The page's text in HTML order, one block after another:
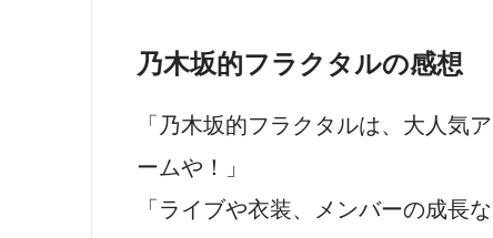
乃木坂的フラクタルの感想
「乃木坂的フラクタルは、大人気
ームや！」
「ライブや衣装、メンバーの成長